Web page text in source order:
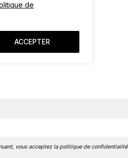
de
ACCEPTER
vous acceptez la politique de confidentialité